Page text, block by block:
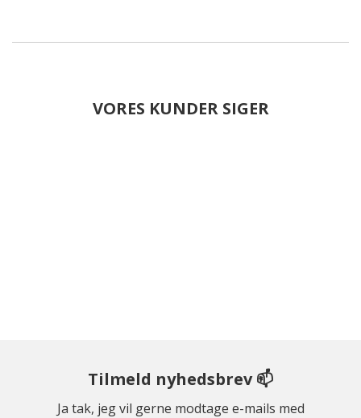
VORES KUNDER SIGER
Tilmeld nyhedsbrev 📫
Ja tak, jeg vil gerne modtage e-mails med